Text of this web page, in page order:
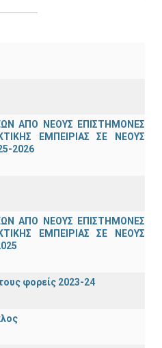
ΑΠΟ ΝΕΟΥΣ ΕΠΙΣΤΗΜΟΝΕΣ
ΕΜΠΕΙΡΙΑΣ ΣΕ ΝΕΟΥΣ
2026
ΑΠΟ ΝΕΟΥΣ ΕΠΙΣΤΗΜΟΝΕΣ
ΕΜΠΕΙΡΙΑΣ ΣΕ ΝΕΟΥΣ
φορείς 2023-24